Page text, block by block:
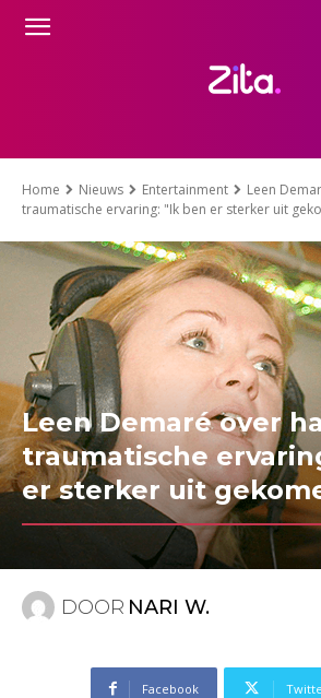
Home Nieuws Entertainment
Leen
traumatische ervaring: "Ik ben er sterker uit
Leen Demaré over
traumatische
er sterker uit
DOOR NARI W.
Facebook